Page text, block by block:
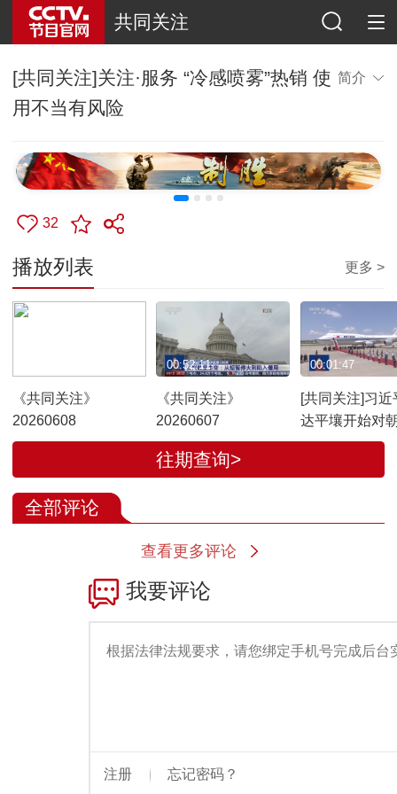
共同关注
[共同关注]关注·服务 “冷感喷雾”热销 使
用不当有风险
简介
32
播放列表 更多 >
《共同关注》
20260608
《共同关注》
20260607
00:52:11
[共同关注]习近
达平壤开始对
行国事访问
00:01:47
往期查询>
全部评论
查看更多评论